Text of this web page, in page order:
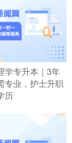
学专升本｜3年
专业，护士升职
历